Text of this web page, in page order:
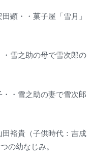
顕・・菓子屋「雪月」
雪之助の母で雪次郎の
・雪之助の妻で雪次郎
裕貴（子供時代：吉成
の幼なじみ。